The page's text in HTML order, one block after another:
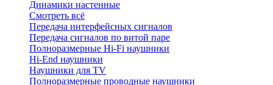
Динамики настенные
Смотреть всё
Передача интерфейсных сигналов
Передача сигналов по витой паре
Полноразмерные Hi-Fi наушники
Hi-End наушники
Наушники для TV
Полноразмерные проводные наушники